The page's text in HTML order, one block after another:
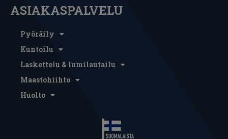
ASIAKASPALVELU
Pyöräily
Kuntoilu
Laskettelu & lumilautailu
Maastohiihto
Huolto